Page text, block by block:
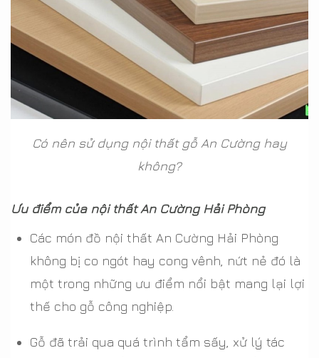
Có nên sử dụng nội thất gỗ An Cường hay
không?
Ưu điểm của nội thất An Cường Hải Phòng
Các món đồ nội thất An Cường Hải Phòng
không bị co ngót hay cong vênh, nứt nẻ đó là
một trong những ưu điểm nổi bật mang lại lợi
thế cho gỗ công nghiệp.
Gỗ đã trải qua quá trình tẩm sấy, xử lý tác